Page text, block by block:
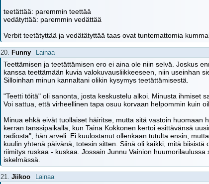
teetättää: paremmin teettää
vedätyttää: paremmin vedättää
Verbit teetätyttää ja vedätätyttää taas ovat tuntemattomia
20. Funny Lainaa
Teettämisen ja teetättämisen ero ei aina ole niin selvä. Joskus
kanssa teettämään kuvia valokuvausliikkeeseen, niin useinhan
Silloinhan minun kannaltani olikin kysymys teetättämisestä.
"Teetti töitä" oli sanonta, josta keskustelu alkoi. Minusta ihmiset
Voi sattua, että virheellinen tapa osuu korvaan helpommin kuin
Minua ehkä eivät tuollaiset häiritse, mutta sitä vastoin huomaan
kerran tanssipaikalla, kun Taina Kokkonen kertoi esittävänsä
radiosta", hän arveli. Ei kuulostanut ollenkaan tutulta ensin,
kuulin yhtenä päivänä, totesin sitten. Siinä oli kaikki, mitä
riimitys ruskaa - kuskaa. Jossain Junnu Vainion
iskelmässä.
21. Jiikoo Lainaa